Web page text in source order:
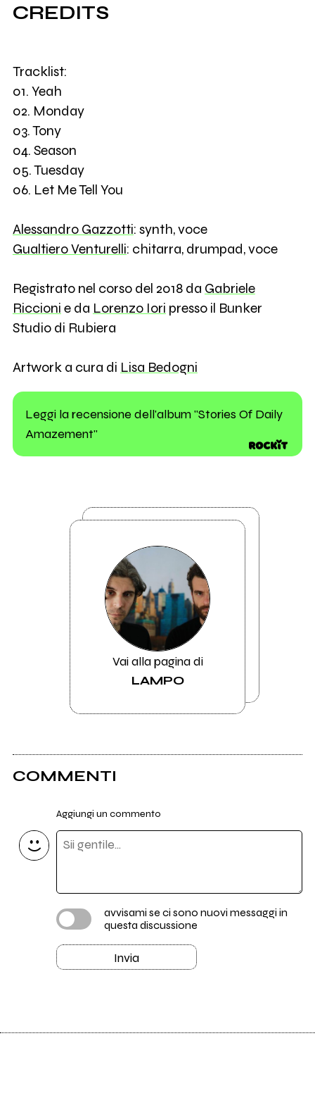
CREDITS
Tracklist:
01. Yeah
02. Monday
03. Tony
04. Season
05. Tuesday
06. Let Me Tell You
Alessandro Gazzotti: synth, voce
Gualtiero Venturelli: chitarra, drumpad, voce
Registrato nel corso del 2018 da Gabriele
Riccioni e da Lorenzo Iori presso il Bunker
Studio di Rubiera
Artwork a cura di Lisa Bedogni
Leggi la recensione dell'album "Stories Of Daily
Amazement"
Vai alla pagina di
LAMPO
COMMENTI
Aggiungi un commento
avvisami se ci sono nuovi messaggi in
questa discussione
Invia